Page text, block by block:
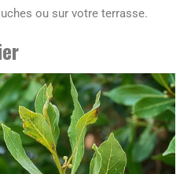
ou sur votre terrasse.